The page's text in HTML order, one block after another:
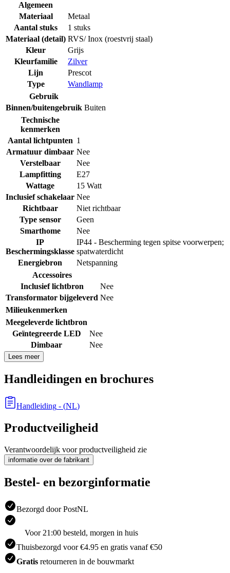
Algemeen
Materiaal
Metaal
Aantal stuks
1 stuks
Materiaal (detail) RVS/ Inox (roestvrij staal)
Kleur
Grijs
Kleurfamilie
Zilver
Lijn
Prescot
Type
Wandlamp
Gebruik
Binnen/buitengebruik Buiten
Technische
kenmerken
Aantal lichtpunten 1
Armatuur dimbaar Nee
Verstelbaar
Nee
Lampfitting
E27
Wattage
15 Watt
Inclusief schakelaar Nee
Richtbaar
Niet richtbaar
Type sensor
Geen
Smarthome
Nee
IP
Beschermingsklasse
IP44 - Bescherming tegen spitse voorwerpen;
spatwaterdicht
Energiebron
Netspanning
Accessoires
Inclusief lichtbron
Nee
Transformator bijgeleverd Nee
Milieukenmerken
Meegeleverde lichtbron
Geïntegreerde LED
Nee
Dimbaar
Nee
Lees meer
Handleidingen en brochures
Handleiding - (NL)
Productveiligheid
Verantwoordelijk voor productveiligheid zie
informatie over de fabrikant
Bestel- en bezorginformatie
Bezorgd door PostNL
Voor 21:00 besteld, morgen in huis
Thuisbezorgd voor €4.95 en gratis vanaf €50
Gratis retourneren in de bouwmarkt